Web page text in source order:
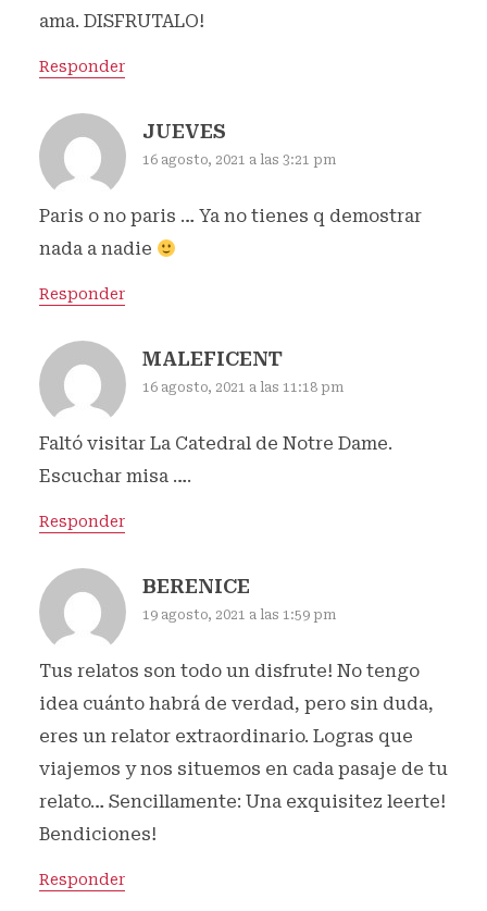
ama. DISFRUTALO!
Responder
JUEVES
16 agosto, 2021 a las 3:21 pm
Paris o no paris … Ya no tienes q demostrar
nada a nadie
Responder
MALEFICENT
16 agosto, 2021 a las 11:18 pm
Faltó visitar La Catedral de Notre Dame.
Escuchar misa ….
Responder
BERENICE
19 agosto, 2021 a las 1:59 pm
Tus relatos son todo un disfrute! No tengo
idea cuánto habrá de verdad, pero sin duda,
eres un relator extraordinario. Logras que
viajemos y nos situemos en cada pasaje de tu
relato… Sencillamente: Una exquisitez leerte!
Bendiciones!
Responder